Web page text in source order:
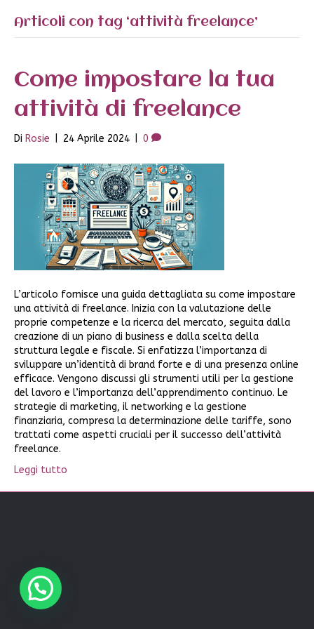
Articoli con tag ‘attività freelance’
Come impostare la tua
attività di freelance
Di Rosie 24 Aprile 2024 0
L’articolo fornisce una guida dettagliata su come impostare
una attività di freelance. Inizia con la valutazione delle
proprie competenze e la ricerca del mercato, seguita dalla
creazione di un piano di business e dalla scelta della
struttura legale e fiscale. Si enfatizza l’importanza di
sviluppare un’identità di brand forte e di una presenza online
efficace. Vengono discussi gli strumenti utili per la gestione
del lavoro e l’importanza dell’apprendimento continuo. Le
strategie di marketing, il networking e la gestione
finanziaria, compresa la determinazione delle tariffe, sono
trattati come aspetti cruciali per il successo dell’attività
freelance.
Leggi tutto